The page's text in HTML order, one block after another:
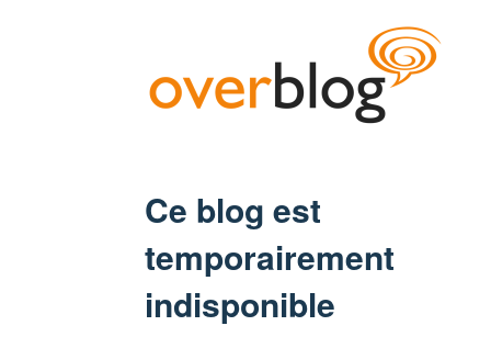
Ce blog est
temporairement
indisponible